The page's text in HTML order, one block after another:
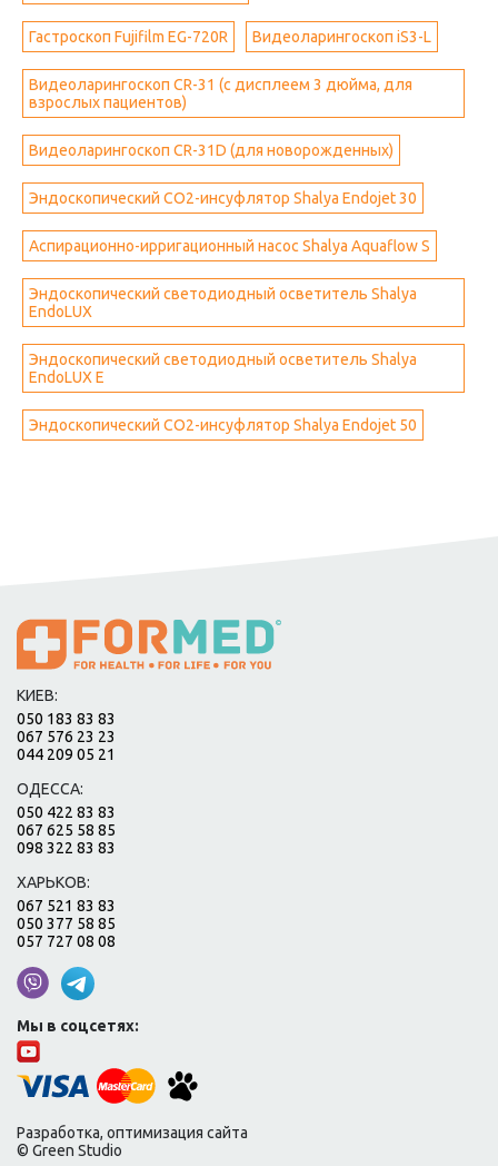
Гастроскоп Fujifilm EG-720R Видеоларингоскоп iS3-L
Видеоларингоскоп CR-31 (с дисплеем 3 дюйма, для
взрослых пациентов)
Видеоларингоскоп CR-31D (для новорожденных)
Эндоскопический СО2-инсуфлятор Shalya Endojet 30
Аспирационно-ирригационный насос Shalya Aquaflow S
Эндоскопический светодиодный осветитель Shalya
EndoLUX
Эндоскопический светодиодный осветитель Shalya
EndoLUX E
Эндоскопический СО2-инсуфлятор Shalya Endojet 50
КИЕВ:
050 183 83 83
067 576 23 23
044 209 05 21
ОДЕССА:
050 422 83 83
067 625 58 85
098 322 83 83
ХАРЬКОВ:
067 521 83 83
050 377 58 85
057 727 08 08
Мы в соцсетях:
Разработка, оптимизация сайта
© Green Studio